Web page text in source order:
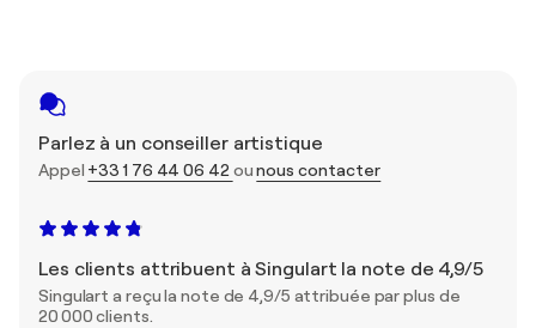
Parlez à un conseiller artistique
Appel +33 1 76 44 06 42 ounous contacter
Les clients attribuent à Singulart la note de 4,9/5
Singulart a reçu la note de 4,9/5 attribuée par plus de
20 000 clients.